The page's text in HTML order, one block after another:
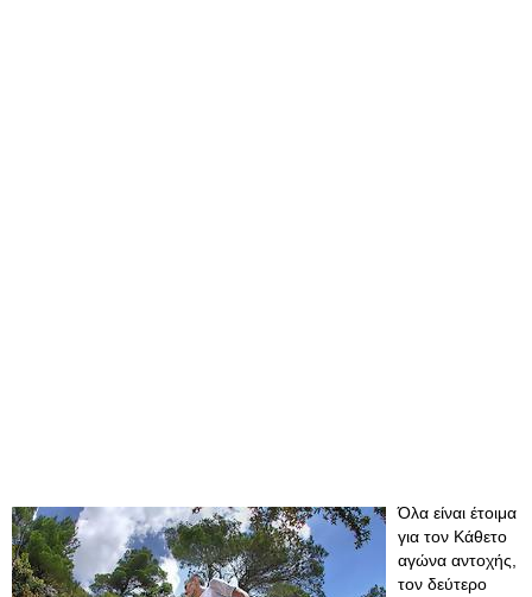
Όλα είναι έτοιμα
για τον Κάθετο
αγώνα αντοχής,
τον δεύτερο